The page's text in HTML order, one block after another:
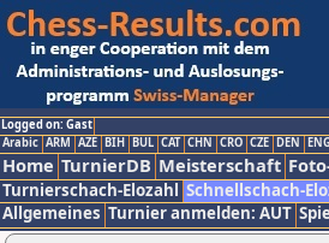
Logged on: Gast
Arabic ARM AZE BIH BUL CAT CHN CRO CZE DEN ENG
Home TurnierDB Meisterschaft
Turnierschach-Elozahl Schnellschach-
Allgemeines Turnier anmelden: AUT